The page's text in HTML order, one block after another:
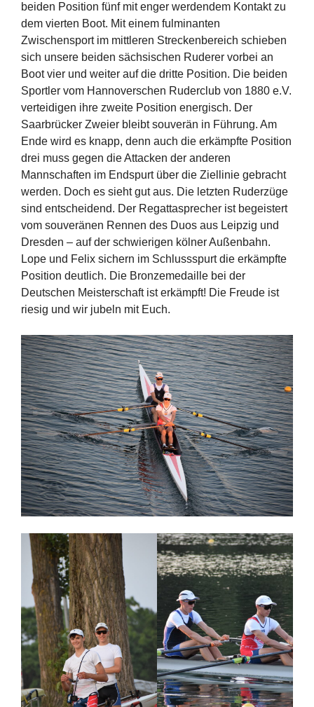
beiden Position fünf mit enger werdendem Kontakt zu
dem vierten Boot. Mit einem fulminanten
Zwischensport im mittleren Streckenbereich schieben
sich unsere beiden sächsischen Ruderer vorbei an
Boot vier und weiter auf die dritte Position. Die beiden
Sportler vom Hannoverschen Ruderclub von 1880 e.V.
verteidigen ihre zweite Position energisch. Der
Saarbrücker Zweier bleibt souverän in Führung. Am
Ende wird es knapp, denn auch die erkämpfte Position
drei muss gegen die Attacken der anderen
Mannschaften im Endspurt über die Ziellinie gebracht
werden. Doch es sieht gut aus. Die letzten Ruderzüge
sind entscheidend. Der Regattasprecher ist begeistert
vom souveränen Rennen des Duos aus Leipzig und
Dresden – auf der schwierigen kölner Außenbahn.
Lope und Felix sichern im Schlussspurt die erkämpfte
Position deutlich. Die Bronzemedaille bei der
Deutschen Meisterschaft ist erkämpft! Die Freude ist
riesig und wir jubeln mit Euch.